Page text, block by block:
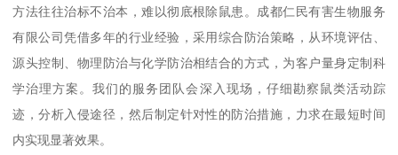
方法往往治标不治本，难以彻底根除鼠患。成都仁民有害生物服务
有限公司凭借多年的行业经验，采用综合防治策略，从环境评估、
源头控制、物理防治与化学防治相结合的方式，为客户量身定制科
学治理方案。我们的服务团队会深入现场，仔细勘察鼠类活动踪
迹，分析入侵途径，然后制定针对性的防治措施，力求在最短时间
内实现显著效果。